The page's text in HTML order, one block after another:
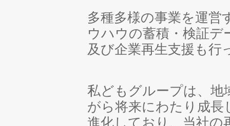
多種多様の事業を運営
ウハウの蓄積・検証
及び企業再生支援も行
私どもグループは、地
がら将来にわたり成
進化しており、当社の